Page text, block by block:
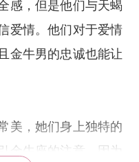
感，但是他们与天蝎
爱情。他们对于爱情
金牛男的忠诚也能让
，她们身上独特的
金牛座的注意。因为